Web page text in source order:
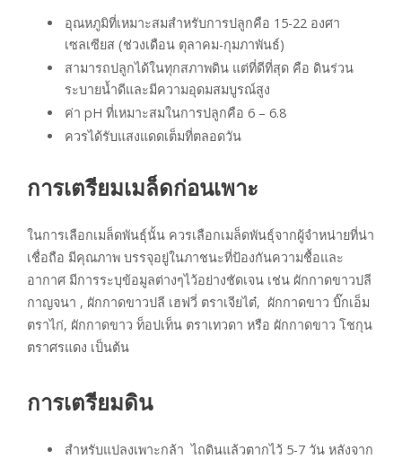
อุณหภูมิที่เหมาะสมสำหรับการปลูกคือ 15-22 องศา
เซลเซียส (ช่วงเดือน ตุลาคม-กุมภาพันธ์)
สามารถปลูกได้ในทุกสภาพดิน แต่ที่ดีที่สุด คือ ดินร่วน
ระบายน้ำดีและมีความอุดมสมบูรณ์สูง
ค่า pH ที่เหมาะสมในการปลูกคือ 6 – 6.8
ควรได้รับแสงแดดเต็มที่ตลอดวัน
การเตรียมเมล็ดก่อนเพาะ
ในการเลือกเมล็ดพันธุ์นั้น ควรเลือกเมล็ดพันธุ์จากผู้จำหน่ายที่น่า
เชื่อถือ มีคุณภาพ บรรจุอยู่ในภาชนะที่ป้องกันความชื้อและ
อากาศ มีการระบุข้อมูลต่างๆไว้อย่างชัดเจน เช่น ผักกาดขาวปลี
กาญจนา , ผักกาดขาวปลี เฮฟวี่ ตราเจียไต๋, ผักกาดขาว บิ๊กเอ็ม
ตราไก่, ผักกาดขาว ท็อปเท็น ตราเทวดา หรือ ผักกาดขาว โชกุน
ตราศรแดง เป็นต้น
การเตรียมดิน
สำหรับแปลงเพาะกล้า ไถดินแล้วตากไว้ 5-7 วัน หลังจาก